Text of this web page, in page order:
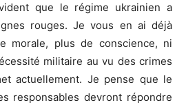
que le régime ukrainien a
rouges. Je vous en ai déjà
morale, plus de conscience, ni
militaire au vu des crimes
actuellement. Je pense que le
responsables devront répondre